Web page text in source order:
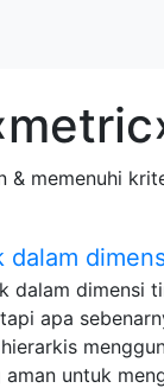
& memenuhi
dalam dimensi
apa
untuk